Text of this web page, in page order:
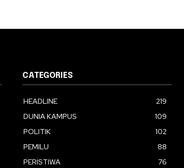
CATEGORIES
HEADLINE
219
DUNIA KAMPUS
109
POLITIK
102
PEMILU
88
PERISTIWA
76